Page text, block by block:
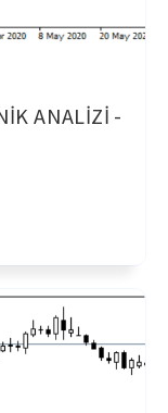
ANALİZİ -